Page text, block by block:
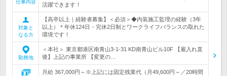
仕事内容
活躍できます！
対象と
なる方
【高卒以上｜経験者募集】＜必須＞◆内装施工監理の経験（3年
以上）＊年休124日・完休2日制とワークライフバランスの取れた
環境です！
勤務地
＜本社＞ 東京都港区南青山3-1-31 KD南青山ビル10F 【雇入れ直
後】上記の事業所 【変更の…
月給 367,000円～※上記には固定残業代（月49,600円～／20時間